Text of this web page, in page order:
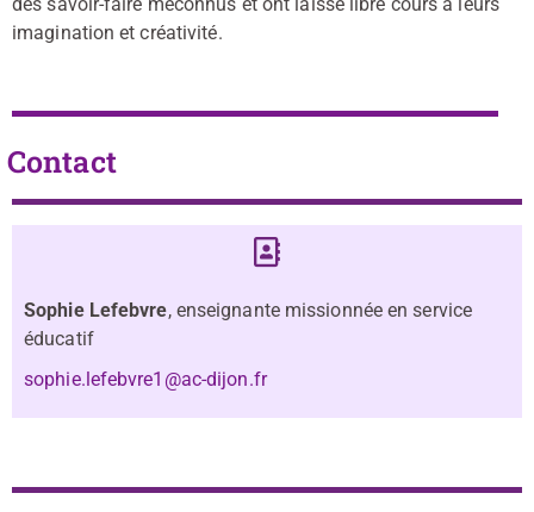
des savoir-faire méconnus et ont laissé libre cours à leurs
imagination et créativité.
Contact
Sophie Lefebvre, enseignante missionnée en service
éducatif
sophie.lefebvre1@ac-dijon.fr